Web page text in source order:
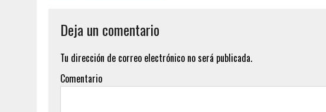
Deja un comentario
Tu dirección de correo electrónico no será publicada.
Comentario